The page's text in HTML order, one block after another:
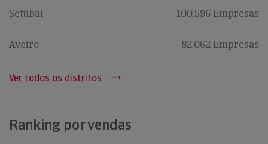
Setúbal 100,596 Empresas
Aveiro 82,062 Empresas
Ver todos os distritos
Ranking por vendas